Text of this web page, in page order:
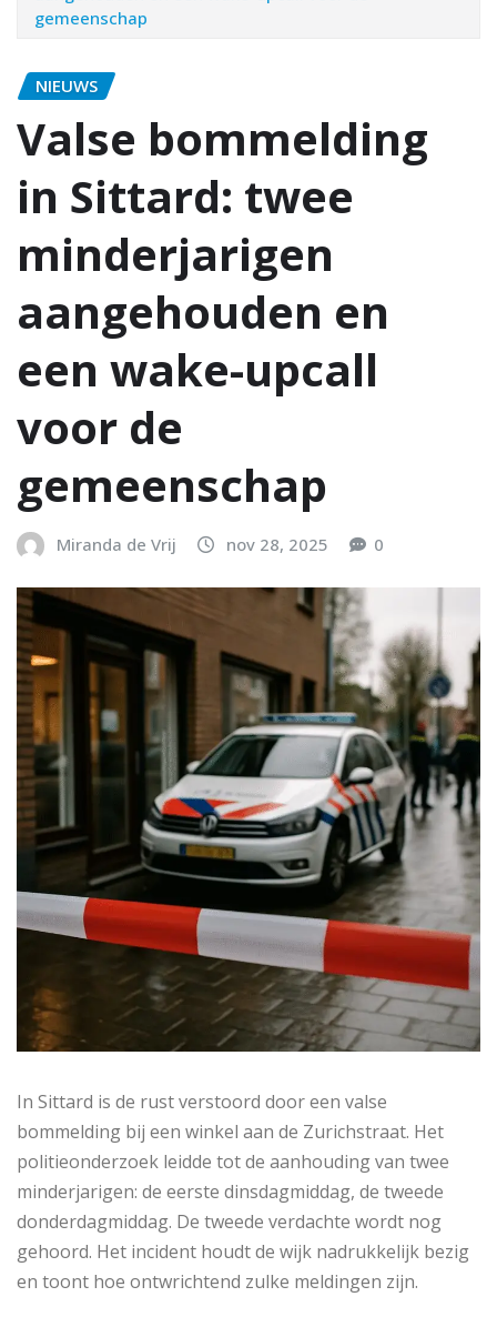
gemeenschap
NIEUWS
Valse bommelding
in Sittard: twee
minderjarigen
aangehouden en
een wake-upcall
voor de
gemeenschap
Miranda de Vrij nov 28, 2025 0
In Sittard is de rust verstoord door een valse
bommelding bij een winkel aan de Zurichstraat. Het
politieonderzoek leidde tot de aanhouding van twee
minderjarigen: de eerste dinsdagmiddag, de tweede
donderdagmiddag. De tweede verdachte wordt nog
gehoord. Het incident houdt de wijk nadrukkelijk bezig
en toont hoe ontwrichtend zulke meldingen zijn.